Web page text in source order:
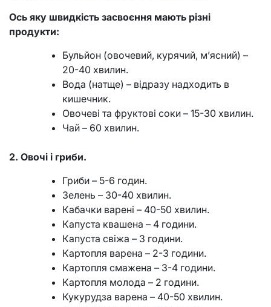
Ось яку швидкість засвоєння мають різні
продукти:
Бульйон (овочевий, курячий, м’ясний) –
20-40 хвилин.
Вода (натще) – відразу надходить в
кишечник.
Овочеві та фруктові соки – 15-30 хвилин.
Чай – 60 хвилин.
2. Овочі і гриби.
Гриби – 5-6 годин.
Зелень – 30-40 хвилин.
Кабачки варені – 40-50 хвилин.
Капуста квашена – 4 години.
Капуста свіжа – 3 години.
Картопля варена – 2-3 години.
Картопля смажена – 3-4 години.
Картопля молода – 2 години.
Кукурудза варена – 40-50 хвилин.